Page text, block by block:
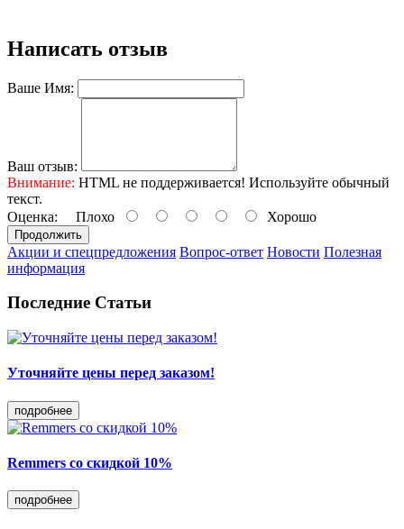
Написать отзыв
Ваше Имя:
Ваш отзыв:
Внимание: HTML не поддерживается! Используйте обычный
текст.
Оценка: Плохо Хорошо
Продолжить
Акции и спецпредложения Вопрос-ответ Новости Полезная
информация
Последние Статьи
Уточняйте цены перед заказом!
подробнее
Remmers со скидкой 10%
подробнее